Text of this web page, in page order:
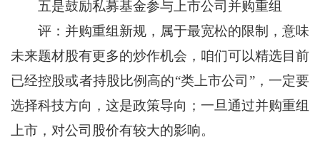
五是鼓励私募基金参与上市公司并购重组
评：并购重组新规，属于最宽松的限制，意味
未来题材股有更多的炒作机会，咱们可以精选目前
已经控股或者持股比例高的“类上市公司”，一定要
选择科技方向，这是政策导向；一旦通过并购重组
上市，对公司股价有较大的影响。